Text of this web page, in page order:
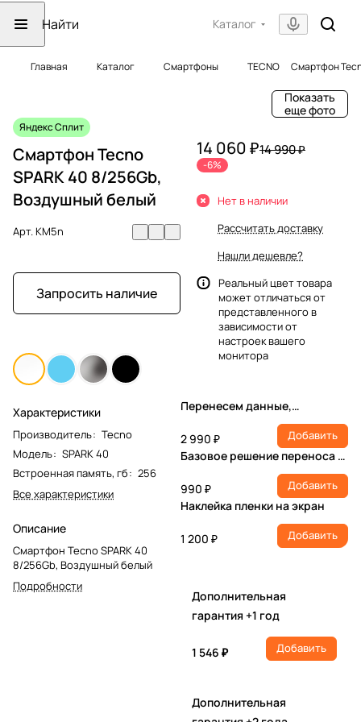
Каталог
Главная Каталог Смартфоны TECNO Смартфон
Показать
еще фото
Яндекс Сплит
Смартфон Tecno
SPARK 40 8/256Gb,
Воздушный белый
Арт.KM5n
Запросить наличие
Характеристики
Производитель: Tecno
Модель: SPARK 40
Встроенная память, гб: 256
Все характеристики
Описание
Смартфон Tecno SPARK 40
8/256Gb, Воздушный белый
Подробности
14 060 ₽14 990 ₽
-6%
Нет в наличии
Рассчитать доставку
Нашли дешевле?
Реальный цвет товара
может отличаться от
представленного в
зависимости от
настроек вашего
монитора
Перенесем данные,
настроим учетную запись,
установим ПО
2 990 ₽ Добавить
Базовое решение переноса и
990 ₽
Добавить
Наклейка пленки на экран
1 200 ₽ Добавить
Дополнительная
гарантия +1 год
1 546 ₽ Добавить
Дополнительная